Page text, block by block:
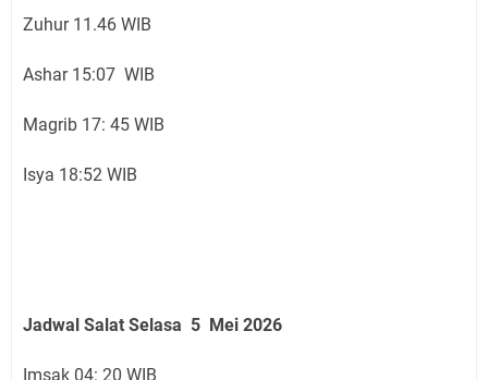
Zuhur 11.46 WIB
Ashar 15:07 WIB
Magrib 17: 45 WIB
Isya 18:52 WIB
Jadwal Salat Selasa 5 Mei 2026
Imsak 04: 20 WIB